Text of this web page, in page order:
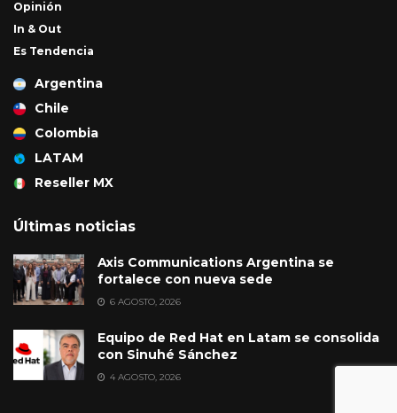
Opinión
In & Out
Es Tendencia
Argentina
Chile
Colombia
LATAM
Reseller MX
Últimas noticias
Axis Communications Argentina se
fortalece con nueva sede
6 AGOSTO, 2026
Equipo de Red Hat en Latam se consolida
con Sinuhé Sánchez
4 AGOSTO, 2026